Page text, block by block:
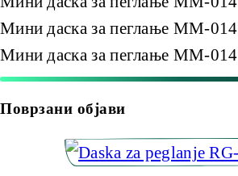
Мини даска за пеглање MM-014
Мини даска за пеглање MM-014
Поврзани објави